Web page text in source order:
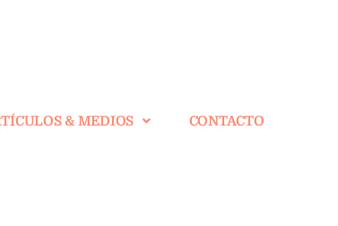
& MEDIOS CONTACTO